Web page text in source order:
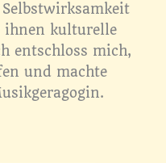
ihnen kulturelle
entschloss mich,
und machte